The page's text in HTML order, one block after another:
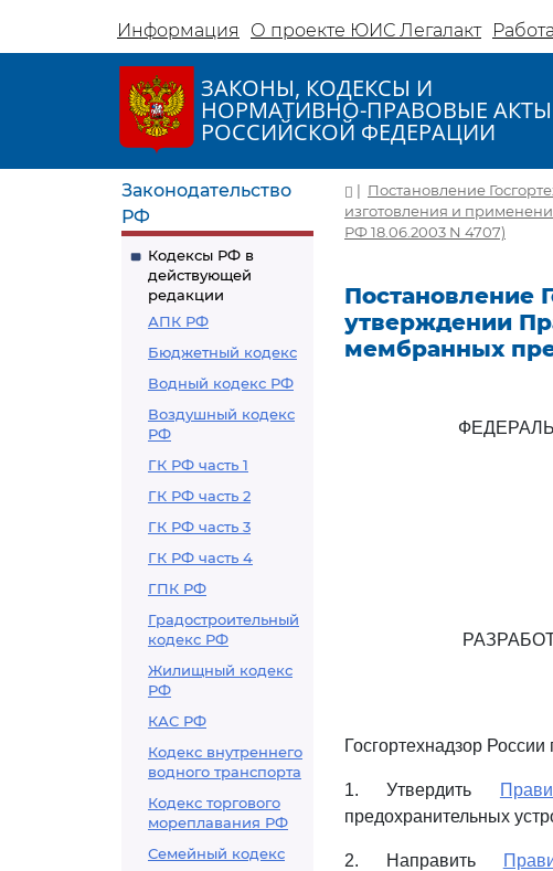
Информация О проекте ЮИС Легалакт
ЗАКОНЫ, КОДЕКСЫ И
НОРМАТИВНО-ПРАВОВЫЕ АКТЫ
РОССИЙСКОЙ ФЕДЕРАЦИИ
Законодательство
РФ
Кодексы РФ в
действующей
редакции
АПК РФ
Бюджетный кодекс
Водный кодекс РФ
Воздушный кодекс
РФ
ГК РФ часть 1
ГК РФ часть 2
ГК РФ часть 3
ГК РФ часть 4
ГПК РФ
Градостроительный
кодекс РФ
Жилищный кодекс
РФ
КАС РФ
Кодекс внутреннего
водного транспорта
Кодекс торгового
мореплавания РФ
Семейный кодекс
| Постановление
изготовления и
РФ 18.06.2003 N 4707)
Постановление
утверждении
мембранных
Госгортехнадзор России
1. Утвердить
предохранительных
2. Направить